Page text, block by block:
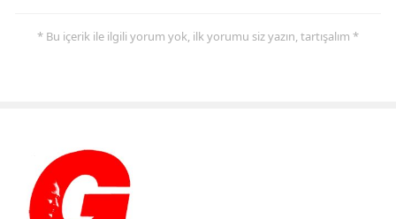
* Bu içerik ile ilgili yorum yok, ilk yorumu siz yazın, tartışalım *